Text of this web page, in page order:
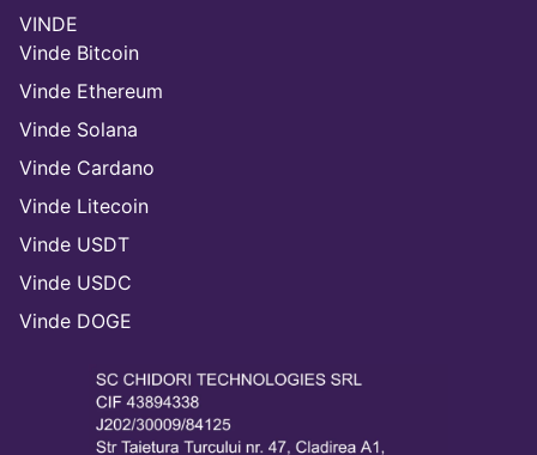
VINDE
Vinde Bitcoin
Vinde Ethereum
Vinde Solana
Vinde Cardano
Vinde Litecoin
Vinde USDT
Vinde USDC
Vinde DOGE